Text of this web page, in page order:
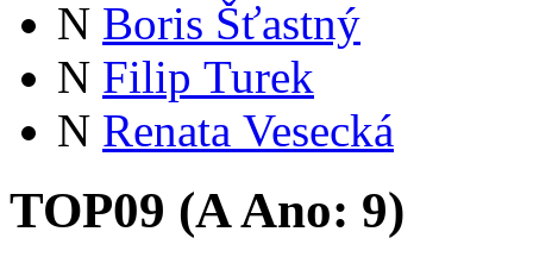
N Boris Šťastný
N Filip Turek
N Renata Vesecká
TOP09 (AAno: 9)